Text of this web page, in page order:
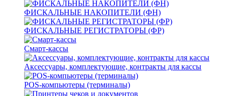
ФИСКАЛЬНЫЕ НАКОПИТЕЛИ (ФН)
ФИСКАЛЬНЫЕ РЕГИСТРАТОРЫ (ФР)
Смарт-кассы
Аксессуары, комплектующие, контракты для кассы
POS-компьютеры (терминалы)